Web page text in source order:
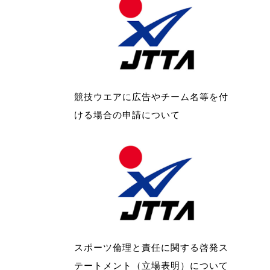
競技ウエアに広告やチーム名等を付
ける場合の申請について
スポーツ倫理と責任に関する啓発ス
テートメント（立場表明）について